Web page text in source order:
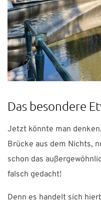
Das besondere
Jetzt könnte man
Brücke aus dem Nichts,
schon das
falsch gedacht!
Denn es handelt sich